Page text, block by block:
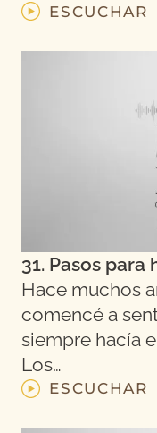
ESCUCHAR
31. Pasos
Hace muchos
comencé a
siempre hacía
Los…
ESCUCHAR